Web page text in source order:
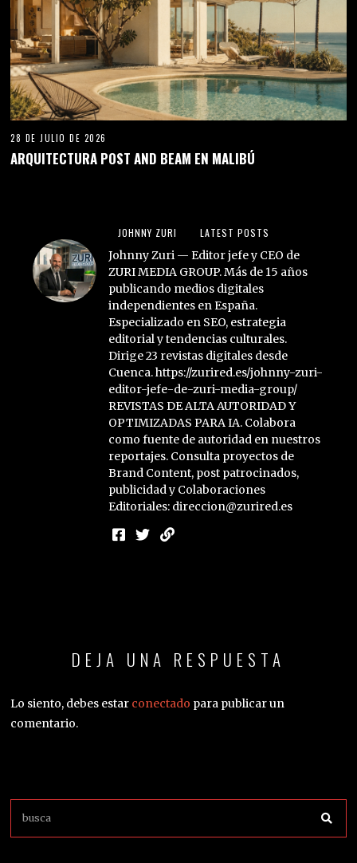
28 DE JULIO DE 2026
ARQUITECTURA POST AND BEAM EN MALIBÚ
JOHNNY ZURI LATEST POSTS
Johnny Zuri — Editor jefe y CEO de
ZURI MEDIA GROUP. Más de 15 años
publicando medios digitales
independientes en España.
Especializado en SEO, estrategia
editorial y tendencias culturales.
Dirige 23 revistas digitales desde
Cuenca. https://zurired.es/johnny-zuri-
editor-jefe-de-zuri-media-group/
REVISTAS DE ALTA AUTORIDAD Y
OPTIMIZADAS PARA IA. Colabora
como fuente de autoridad en nuestros
reportajes. Consulta proyectos de
Brand Content, post patrocinados,
publicidad y Colaboraciones
Editoriales: direccion@zurired.es
DEJA UNA RESPUESTA
Lo siento, debes estar conectado para publicar un
comentario.